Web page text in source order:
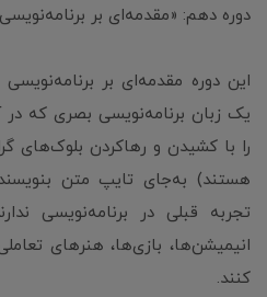
دوره دهم: «مقدمه‌ای بر
یک زبان برنامه‌نویسی بصری که در
را با کشیدن و رهاکردن بلوک‌های
هستند) به‌جای تایپ متن
تجربه قبلی در برنامه‌نویسی
انیمیشن‌ها، بازی‌ها، هنرهای
کنند.